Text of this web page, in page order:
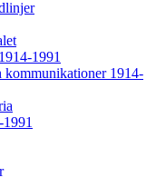
1991
kommunikationer 1914-